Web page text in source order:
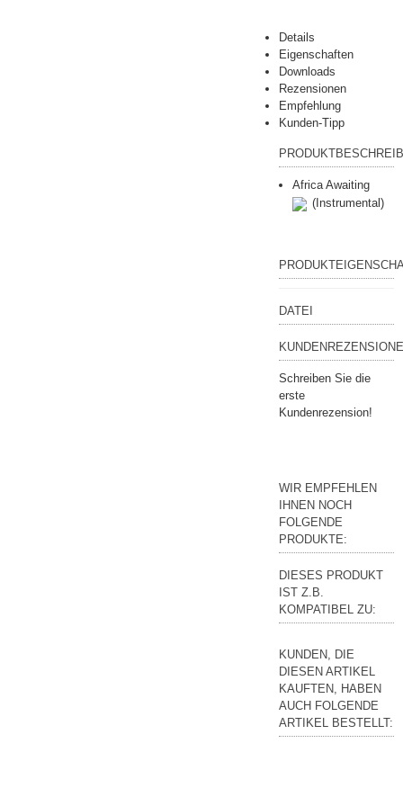
Details
Eigenschaften
Downloads
Rezensionen
Empfehlung
Kunden-Tipp
Africa Awaiting
(Instrumental)
DATEI
Schreiben Sie die
erste
Kundenrezension!
WIR EMPFEHLEN
IHNEN NOCH
FOLGENDE
PRODUKTE:
DIESES PRODUKT
IST Z.B.
KOMPATIBEL ZU:
KUNDEN, DIE
DIESEN ARTIKEL
KAUFTEN, HABEN
AUCH FOLGENDE
ARTIKEL BESTELLT: